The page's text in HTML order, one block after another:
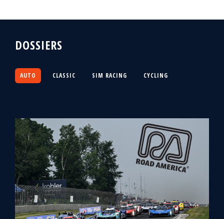
DOSSIERS
AUTO CLASSIC SIM RACING CYCLING